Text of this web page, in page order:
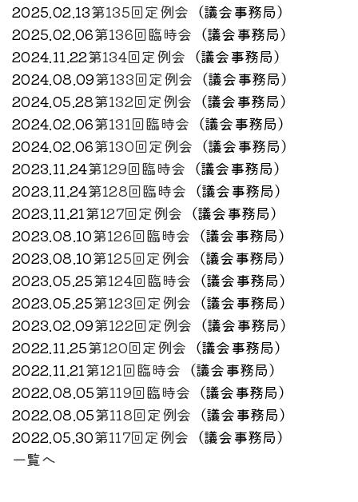
2025.02.13第135回定例会 （議会事務局）
2025.02.06第136回臨時会 （議会事務局）
2024.11.22第134回定例会 （議会事務局）
2024.08.09第133回定例会 （議会事務局）
2024.05.28第132回定例会 （議会事務局）
2024.02.06第131回臨時会 （議会事務局）
2024.02.06第130回定例会 （議会事務局）
2023.11.24第129回臨時会 （議会事務局）
2023.11.24第128回臨時会 （議会事務局）
2023.11.21第127回定例会 （議会事務局）
2023.08.10第126回臨時会 （議会事務局）
2023.08.10第125回定例会 （議会事務局）
2023.05.25第124回臨時会 （議会事務局）
2023.05.25第123回定例会 （議会事務局）
2023.02.09第122回定例会 （議会事務局）
2022.11.25第120回定例会 （議会事務局）
2022.11.21第121回臨時会 （議会事務局）
2022.08.05第119回臨時会 （議会事務局）
2022.08.05第118回定例会 （議会事務局）
2022.05.30第117回定例会 （議会事務局）
一覧へ